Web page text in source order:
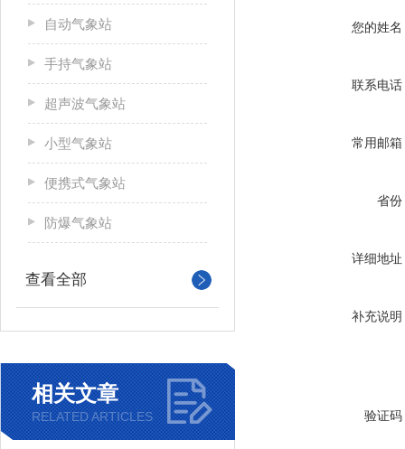
自动气象站
手持气象站
超声波气象站
小型气象站
便携式气象站
防爆气象站
查看全部
相关文章
RELATED ARTICLES
您的姓名
联系电话
常用邮箱
省份
详细地址
补充说明
验证码